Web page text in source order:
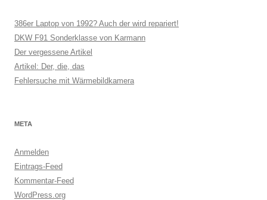
386er Laptop von 1992? Auch der wird repariert!
DKW F91 Sonderklasse von Karmann
Der vergessene Artikel
Artikel: Der, die, das
Fehlersuche mit Wärmebildkamera
META
Anmelden
Eintrags-Feed
Kommentar-Feed
WordPress.org